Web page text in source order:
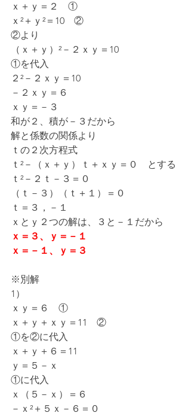
ｘ＋ｙ＝２　①
ｘ²＋ｙ²＝10　②
②より
（ｘ＋ｙ）²－２ｘｙ＝10
①を代入
２²－２ｘｙ＝10
－２ｘｙ＝６
ｘｙ＝－３
和が２、積が－３だから
解と係数の関係より
ｔの２次方程式
ｔ²－（ｘ＋ｙ）ｔ＋ｘｙ＝０　とする
ｔ²－２ｔ－３＝０
（ｔ－３）（ｔ＋１）＝０
ｔ＝３，－１
ｘとｙ２つの解は、３と－１だから
ｘ＝３、ｙ＝－１
ｘ＝－１、ｙ＝３
※別解
1）
ｘｙ＝６　①
ｘ＋ｙ＋ｘｙ＝11　②
①を②に代入
ｘ＋ｙ＋６＝11
ｙ＝５－ｘ
①に代入
ｘ（５－ｘ）＝６
－ｘ²＋５ｘ－６＝０